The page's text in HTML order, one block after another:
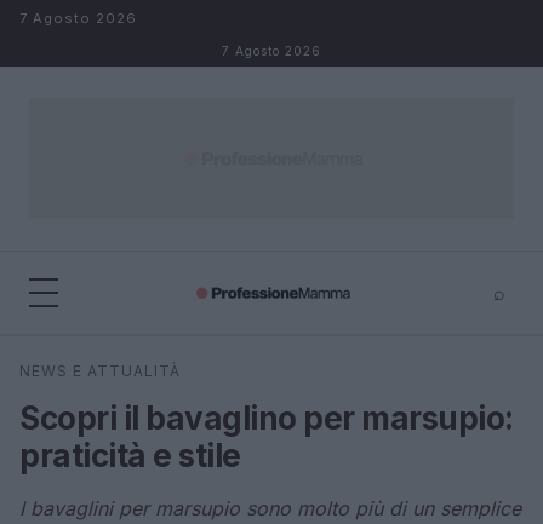
Salta al contenuto
7 Agosto 2026
7 Agosto 2026
⌕
Cerca
NEWS E ATTUALITÀ
Scopri il bavaglino per marsupio:
praticità e stile
I bavaglini per marsupio sono molto più di un semplice